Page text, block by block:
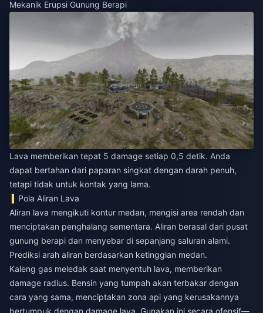
Mekanik Erupsi Gunung Berapi
Lava memberikan tepat 5 damage setiap 0,5 detik. Anda
dapat bertahan dari paparan singkat dengan darah penuh,
tetapi tidak untuk kontak yang lama.
Pola Aliran Lava
Aliran lava mengikuti kontur medan, mengisi area rendah dan
menciptakan penghalang sementara. Aliran berasal dari pusat
gunung berapi dan menyebar di sepanjang saluran alami.
Prediksi arah aliran berdasarkan ketinggian medan.
Kaleng gas meledak saat menyentuh lava, memberikan
damage radius. Bensin yang tumpah akan terbakar dengan
cara yang sama, menciptakan zona api yang kerusakannya
bertumpuk dengan damage lava. Gunakan ini secara ofensif—